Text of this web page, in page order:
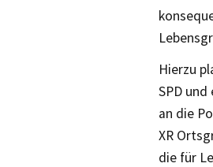
Hierzu
SPD
an die
XR
die für